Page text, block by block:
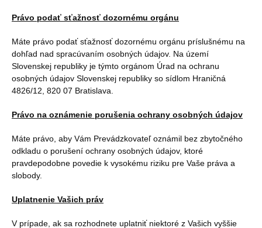
Právo podať sťažnosť dozornému orgánu
Máte právo podať sťažnosť dozornému orgánu príslušnému na
dohľad nad spracúvaním osobných údajov. Na území
Slovenskej republiky je týmto orgánom Úrad na ochranu
osobných údajov Slovenskej republiky so sídlom Hraničná
4826/12, 820 07 Bratislava.
Právo na oznámenie porušenia ochrany osobných údajov
Máte právo, aby Vám Prevádzkovateľ oznámil bez zbytočného
odkladu o porušení ochrany osobných údajov, ktoré
pravdepodobne povedie k vysokému riziku pre Vaše práva a
slobody.
Uplatnenie Vašich práv
V prípade, ak sa rozhodnete uplatniť niektoré z Vašich vyššie